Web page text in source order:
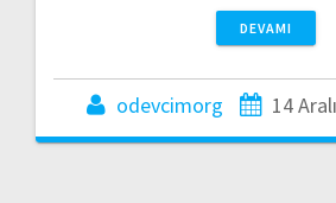
DEVAMI
odevcimorg 14